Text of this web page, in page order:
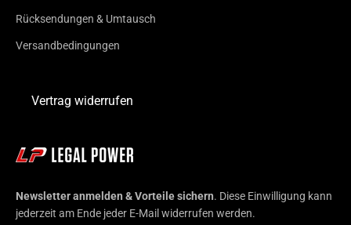
Rücksendungen & Umtausch
Versandbedingungen
Vertrag widerrufen
Newsletter anmelden & Vorteile sichern. Diese Einwilligung kann
jederzeit am Ende jeder E-Mail widerrufen werden.